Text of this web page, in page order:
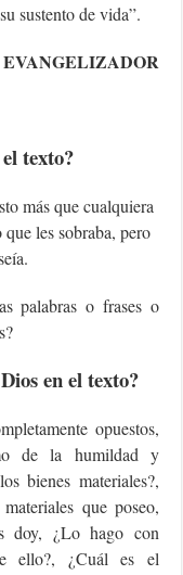
sustento de vida”.
texto?
más que cualquiera
les sobraba, pero
palabras o frases o
en el texto?
opuestos,
de la humildad y
bienes materiales?,
que poseo,
doy, ¿Lo hago con
ello?, ¿Cuál es el